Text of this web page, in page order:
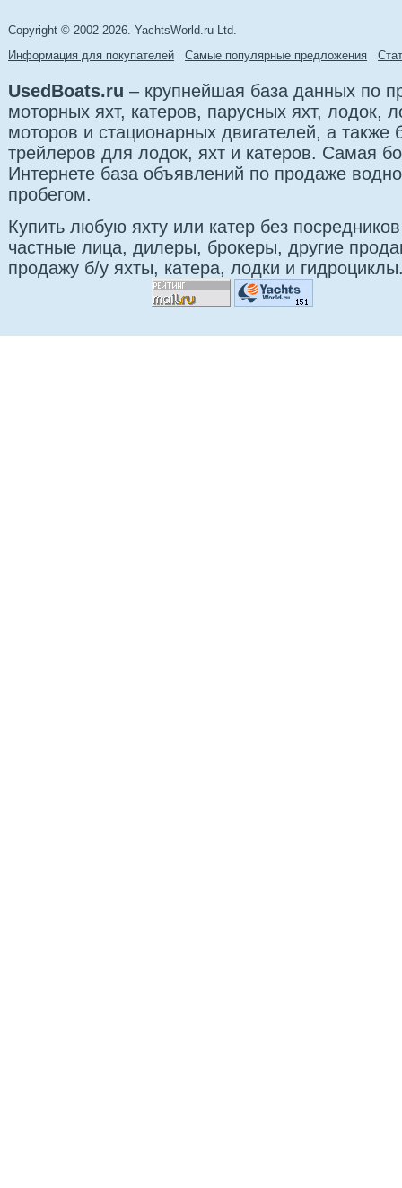
Copyright © 2002-2026. YachtsWorld.ru Ltd.
Информация для покупателей
Самые популярные предложения
UsedBoats.ru – крупнейшая база данных по
моторных яхт, катеров, парусных яхт, лодок,
моторов и стационарных двигателей, а также
трейлеров для лодок, яхт и катеров. Самая
Интернете база объявлений по продаже
пробегом.
Купить любую яхту или катер без
частные лица, дилеры, брокеры, другие
продажу б/у яхты, катера, лодки и